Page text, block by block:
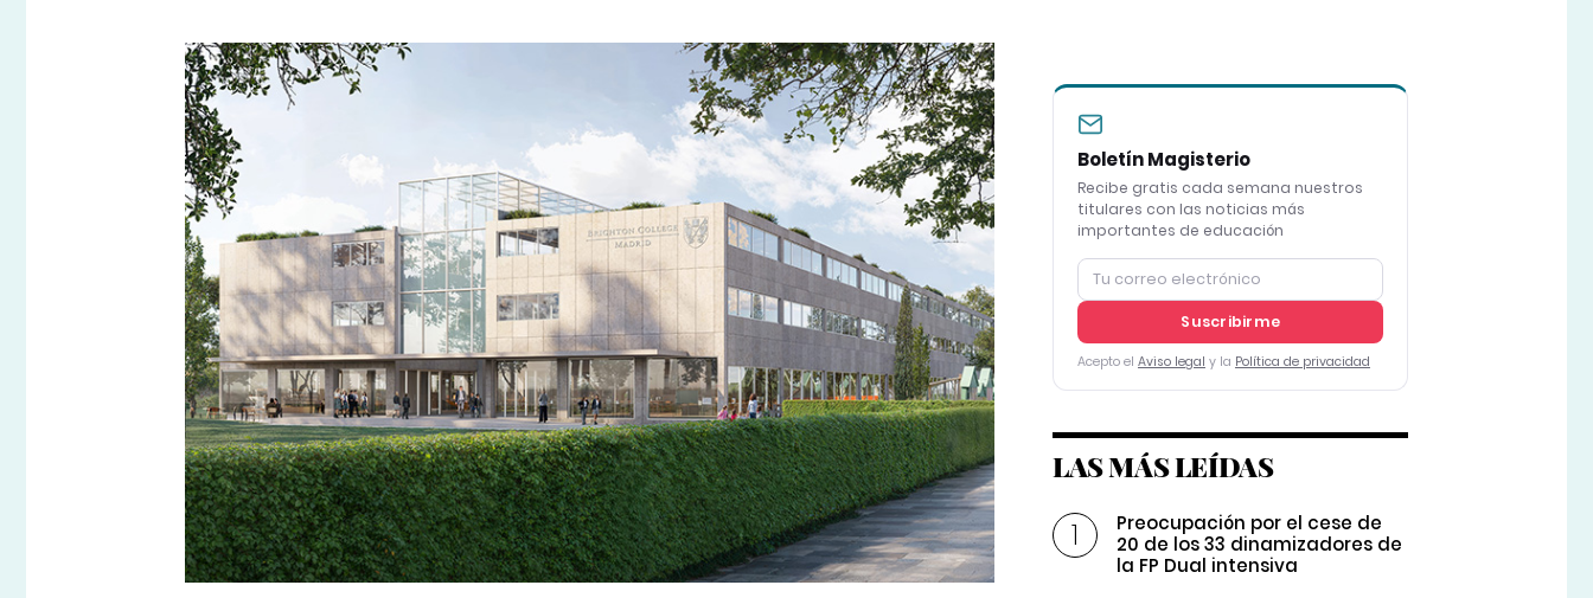
Boletín Magisterio
Recibe gratis cada semana nuestros
titulares con las noticias más
importantes de educación
Suscribirme
Acepto el Aviso legal y la Política de privacidad
LAS MÁS LEÍDAS
Preocupación por el cese de
20 de los 33 dinamizadores de
la FP Dual intensiva